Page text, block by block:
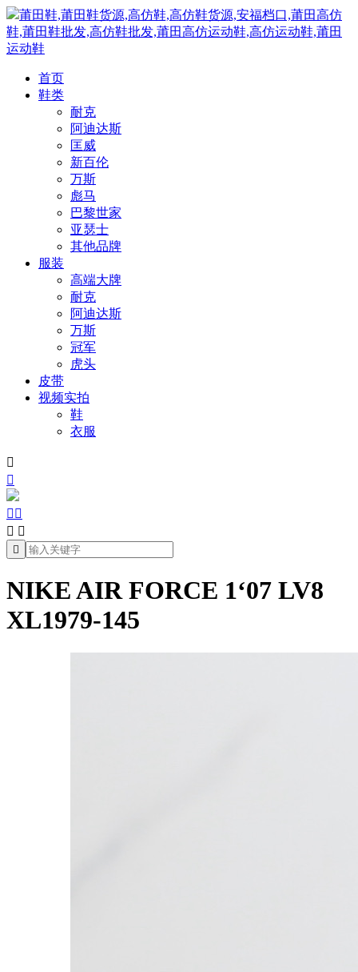
莆田鞋,莆田鞋货源,高仿鞋,高仿鞋货源,安福档口,莆田高仿
鞋,莆田鞋批发,高仿鞋批发,莆田高仿运动鞋,高仿运动鞋,莆田
运动鞋
首页
鞋类
耐克
阿迪达斯
匡威
新百伦
万斯
彪马
巴黎世家
亚瑟士
其他品牌
服装
高端大牌
耐克
阿迪达斯
万斯
冠军
虎头
皮带
视频实拍
鞋
衣服


 
 

NIKE AIR FORCE 1‘07 LV8
XL1979-145